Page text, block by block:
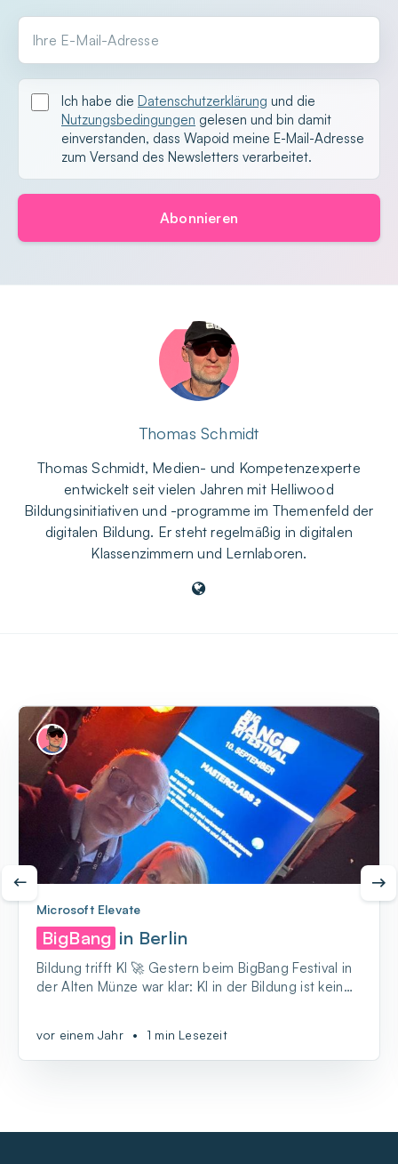
Ihre E-Mail-Adresse
Ich habe die Datenschutzerklärung und die
Nutzungsbedingungen gelesen und bin damit
einverstanden, dass Wapoid meine E-Mail-Adresse
zum Versand des Newsletters verarbeitet.
Abonnieren
Thomas Schmidt
Thomas Schmidt, Medien- und Kompetenzexperte
entwickelt seit vielen Jahren mit Helliwood
Bildungsinitiativen und -programme im Themenfeld der
digitalen Bildung. Er steht regelmäßig in digitalen
Klassenzimmern und Lernlaboren.
Microsoft Elevate
BigBang in Berlin
Bildung trifft KI 🚀 Gestern beim BigBang Festival in
der Alten Münze war klar: KI in der Bildung ist kein
vor einem Jahr • 1 min Lesezeit